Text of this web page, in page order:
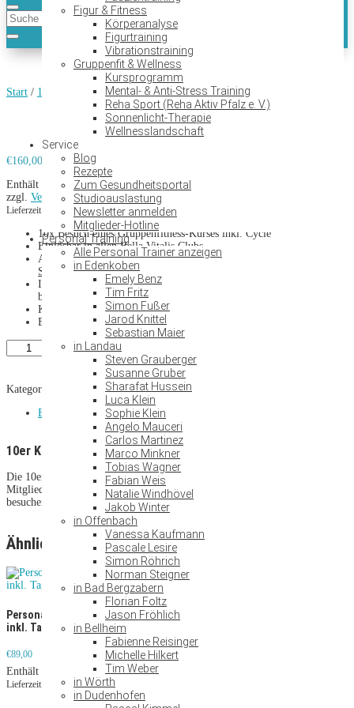
Figur & Fitness
Körperanalyse
Figurtraining
Vibrationstraining
Gruppenfit & Wellness
Kursprogramm
Mental- & Anti-Stress Training
Reha Sport (Reha Aktiv Pfalz e. V.)
Sonnenlicht-Therapie
Wellnesslandschaft
Service
Blog
Rezepte
Zum Gesundheitsportal
Studioauslastung
Newsletter anmelden
Mitglieder-Hotline
Personal Training
Alle Personal Trainer anzeigen
in Edenkoben
Emely Benz
Tim Fritz
Simon Fußer
Jarod Knittel
Sebastian Maier
in Landau
Steven Grauberger
Susanne Gruber
Sharafat Hussein
Luca Klein
Sophie Klein
Angelo Mauceri
Carlos Martinez
Marco Minkner
Tobias Wagner
Fabian Weis
Natalie Windhövel
Jakob Winter
in Offenbach
Vanessa Kaufmann
Pascale Lesire
Simon Röhrich
Norman Steigner
in Bad Bergzabern
Florian Foltz
Jason Fröhlich
in Bellheim
Fabienne Reisinger
Michelle Hilkert
Tim Weber
in Wörth
in Dudenhofen
Start / 10er Karten / 10er Karte Kurse
10er Karte Kurse
€160,00
Enthält 19% MwSt.
zzgl. Versand
Lieferzeit: ca. 2-3 Werktage
10x Besuch eines Gruppenfitness-Kurses inkl. Cycle
Einlösbar in allen Bella Vitalis Clubs
Ausschließlich gültig für Gruppenkurse (Getränke, Gerätetraining,
Sonne- & Massagebank, Wellnessbereich ausgenommen
Ideal geeignet für alle, die gelegentlich gerne in der Gruppe Kurse
besuchen möchten
Keine Vertragsbindung
Einlösbar 3 Jahre ab Kauf
Karte
Menge
In den Warenkorb
Kategorie: 10er Karten Schlagwörter:10er karte
Beschreibung
10er Karte Kurse
Die 10er Karte ist in allen Bella Vitalis Clubs gültig und bedarf keiner
Mitgliedschaft. Ideal für alle, die gelegentlich gerne in der Gruppe Kurse
besuchen möchten.
Ähnliche Produkte
Personal Training
inkl. Tageskarte
€89,00
Enthält 19% MwSt.
Lieferzeit: ca. 2-3 Werktage
Wertgutschein für
Mitgliedsbeiträge,
Bistrokonto und
Personal Training
€25,00 –€200,00